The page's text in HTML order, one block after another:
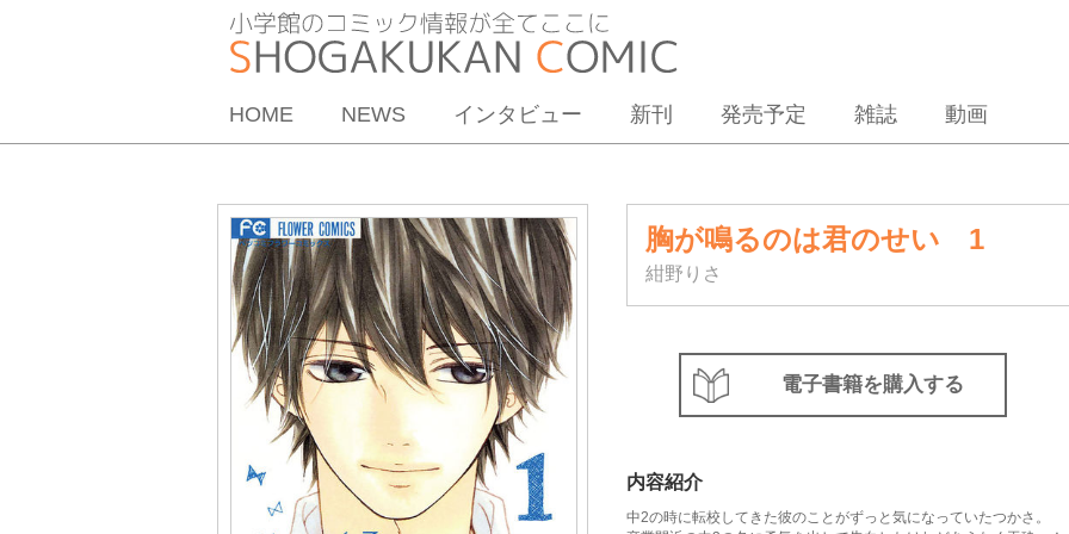
HOME NEWS インタビュー 新刊 発売予定 雑誌 動画
胸が鳴るのは君のせい 1
紺野りさ
電子書籍を購入する
内容紹介
中2の時に転校してきた彼のことがずっと気になっていたつかさ。